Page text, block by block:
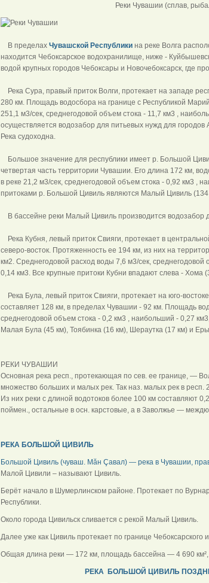
Реки Чувашии (сплав,
В пределахЧувашской Республикина реке Волга
находится Чебоксарское водохранилище, ниже -
водой крупных городов Чебоксары и Новочебоксарск, где
Река Сура, правый приток Волги, протекает на западе
280 км. Площадь водосбора на границе с Республикой
251,1 м3/сек, среднегодовой объем стока - 11,7 км3 ,
осуществляется водозабор для питьевых нужд для
Река судоходна.
Большое значение для республики имеет р. Большой
четвертая часть территории Чувашии. Его длина 172 км,
в реке 21,2 м3/сек, среднегодовой объем стока - 0,92 км3 ,
притоками р. Большой Цивиль являются Малый Цивиль
В бассейне реки Малый Цивиль производится водозабор
Река Кубня, левый приток Свияги, протекает в
северо-восток. Протяженность ее 194 км, из них на
км2. Среднегодовой расход воды 7,6 м3/сек,
0,14 км3. Все крупные притоки Кубни впадают слева - Хома
Река Була, левый приток Свияги, протекает на юго-
составляет 128 км, в пределах Чувашии - 92 км. Площадь
среднегодовой объем стока - 0,2 км3 , наибольший - 0,27
Малая Була (45 км), Тоябинка (16 км), Шераутка (17 км) и
РЕКИ ЧУВАШИИ
Основная река респ., протекающая по сев. ее границе, —
множество больших и малых рек. Так наз. малых рек в респ.
Из них реки с длиной водотоков более 100 км составляют
поймен., остальные в осн. карстовые, а в Заволжье —
РЕКА БОЛЬШОЙ ЦИВИЛЬ
Большой Цивиль (чуваш. Мăн Çавал) — река в Чувашии,
Малой Цивили – называют Цивиль.
Берёт начало в Шумерлинском районе. Протекает по
Республики.
Около города Цивильск сливается с рекой Малый Цивиль.
Далее уже как Цивиль протекает по границе Чебоксарского
Общая длина реки — 172 км, площадь бассейна — 4 690 км²,
РЕКА БОЛЬШОЙ ЦИВИЛЬ